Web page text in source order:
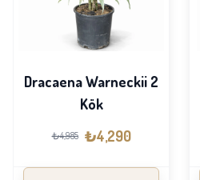
Dracaena Warneckii 2
Kök
₺4,985 ₺4,290